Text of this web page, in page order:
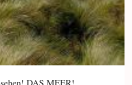
DAS MEER!